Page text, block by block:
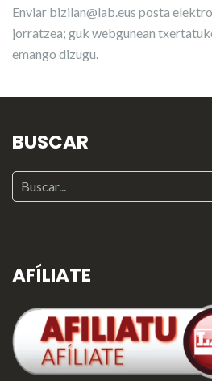
Enviar bizilan@lab.eus posta
jorratzea; guk webgunean
emango dizugu.
BUSCAR
AFÍLIATE